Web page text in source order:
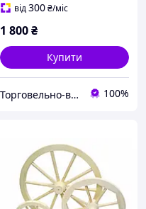
від300₴/міс
1 800₴
Купити
Торговельно-виробнича компанія "ДОМЗА" 100%